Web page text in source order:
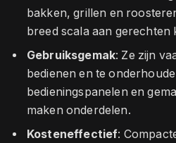
bakken, grillen en
breed scala aan gerechten
Gebruiksgemak: Ze zijn
bedienen en te
bedieningspanelen en
maken onderdelen.
Kosteneffectief: